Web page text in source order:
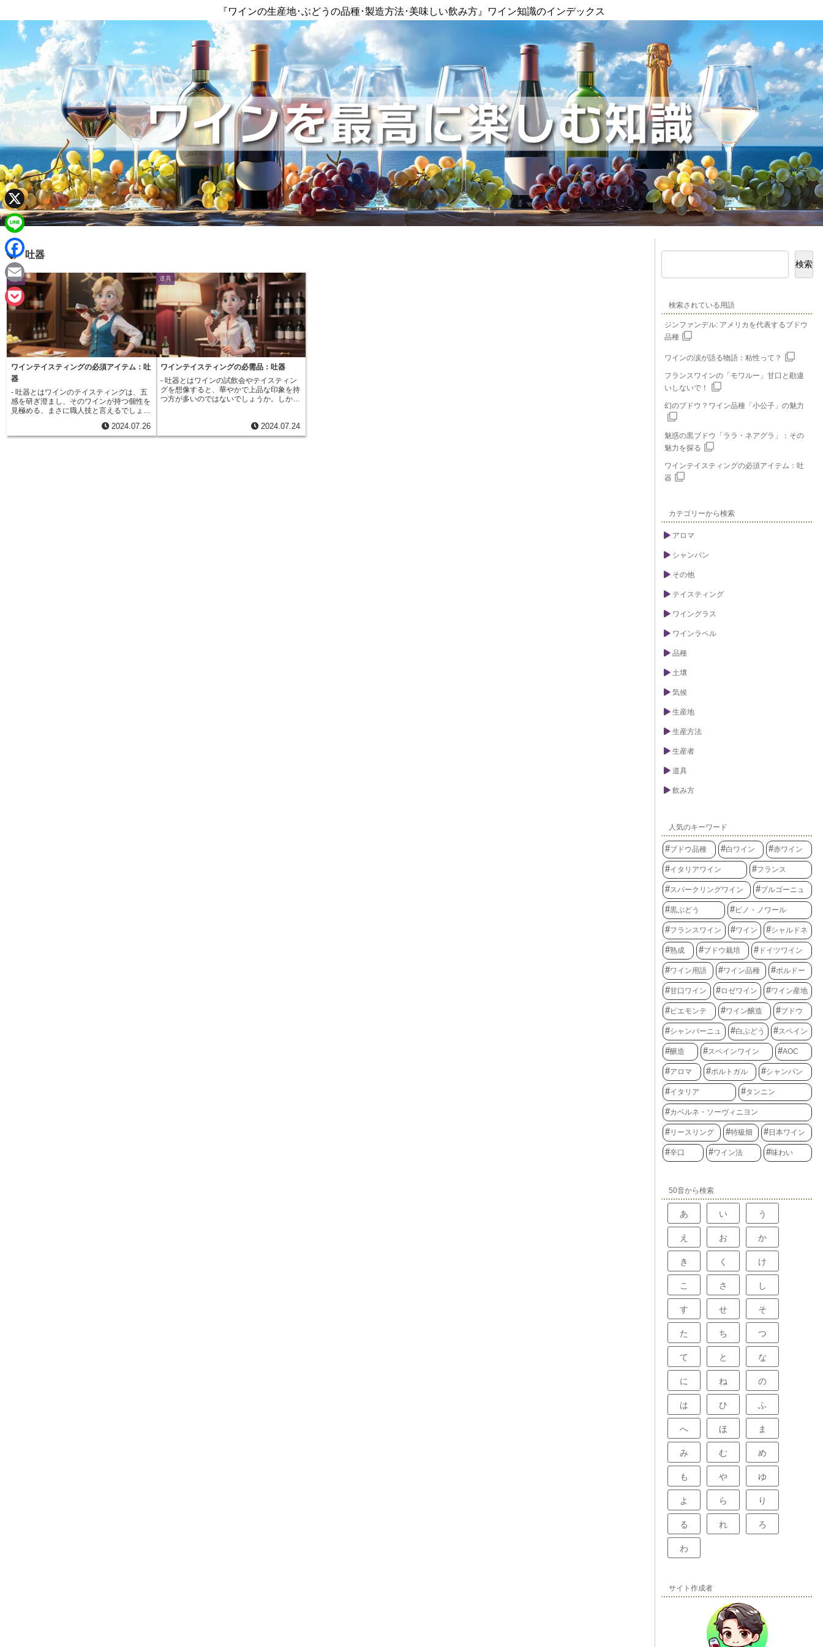
『ワインの生産地･ぶどうの品種･製造方法･美味しい飲み方』ワイン知識のインデックス
吐器
道具
ワインテイスティングの必須アイテム：吐
器
- 吐器とはワインのテイスティングは、五
感を研ぎ澄まし、そのワインが持つ個性を
見極める、まさに職人技と言えるでしょ
価する場合、全て飲み込んでいては、アル
コールの影響で感覚が鈍り、正確な判断が
2024.07.26
道具
ワインテイスティングの必需品：吐器
- 吐器とはワインの試飲会やテイスティン
グを想像すると、華やかで上品な印象を持
つ方が多いのではないでしょうか。しかし
必要があります。味わいを分析するためと
はいえ、全てを飲み込んでいては身体が持
2024.07.24
検索
検索されている用語
ジンファンデル: アメリカを代表するブドウ
品種
ワインの涙が語る物語：粘性って？
フランスワインの「モワルー」甘口と勘違
いしないで！
幻のブドウ？ワイン品種「小公子」の魅力
魅惑の黒ブドウ「ララ・ネアグラ」：その
魅力を探る
ワインテイスティングの必須アイテム：吐
器
カテゴリーから検索
アロマ
シャンパン
その他
テイスティング
ワイングラス
ワインラベル
品種
土壌
気候
生産地
生産方法
生産者
道具
飲み方
人気のキーワード
ブドウ品種 白ワイン 赤ワイン
イタリアワイン フランス
スパークリングワイン ブルゴーニュ
黒ぶどう ピノ・ノワール
フランスワイン ワイン シャルドネ
熟成 ブドウ栽培 ドイツワイン
ワイン用語 ワイン品種 ボルドー
甘口ワイン ロゼワイン ワイン産地
ピエモンテ ワイン醸造 ブドウ
シャンパーニュ 白ぶどう スペイン
醸造 スペインワイン AOC
アロマ ポルトガル シャンパン
イタリア タンニン
カベルネ・ソーヴィニヨン
リースリング 特級畑 日本ワイン
辛口 ワイン法 味わい
50音から検索
あ い う
え お か
き く け
こ さ し
す せ そ
た ち つ
て と な
に ね の
は ひ ふ
へ ほ ま
み む め
も や ゆ
よ ら り
る れ ろ
わ
サイト作成者
X
L
n
e
F
a
c
e
b
E
m
a
i
o
c